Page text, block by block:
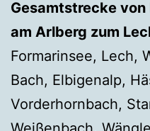
Gesamtstrecke von
am Arlberg zum
Formarinsee, Lech,
Bach, Elbigenalp,
Vorderhornbach,